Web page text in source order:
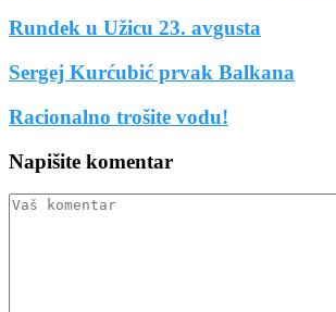
Rundek u Užicu 23. avgusta
Sergej Kurćubić prvak Balkana
Racionalno trošite vodu!
Napišite komentar